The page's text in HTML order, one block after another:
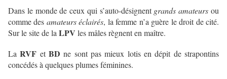
Dans le monde de ceux qui s’auto-désignentgrands amateurs ou
comme des amateurs éclairés, la femme n’a guère le droit de cité.
Sur le site de la LPV les mâles règnent en maître.
LaRVF etBD ne sont pas mieux lotis en dépit de strapontins
concédés à quelques plumes féminines.